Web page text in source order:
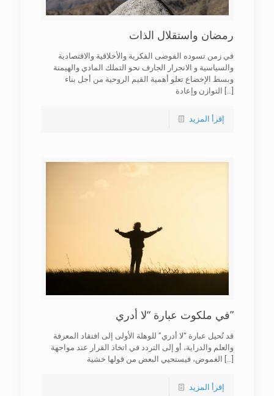
رمضان واستقلال الذات
في زمن تسوده الفوضى الفكرية والأخلاقية والاقتصادية
والسياسية و الانجرار الجارف نحو التملك المادي والهيمنة
وبسط الإخضاع تعلو أهمية القيم الروحية من أجل بناء
التوازن وإعادة
إقرأ المزيد
في ملكوت عبارة “لا أدري”
قد تُحيل عبارة “لا أدري” للوهلة الأولى إلى افتقاد المعرفة
والعلم والدراية، أو إلى التردد في اتخاذ القرار عند مواجهة
الغموض، فيستحيي البعض من قولها خشية
[…]
إقرأ المزيد